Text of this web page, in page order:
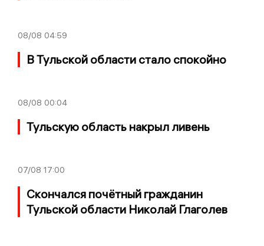
08/08 04:59
В Тульской области стало спокойно
08/08 00:04
Тульскую область накрыл ливень
07/08 17:00
Скончался почётный гражданин
Тульской области Николай Глаголев